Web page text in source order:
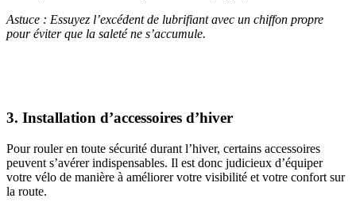
Astuce : Essuyez l’excédent de lubrifiant avec un chiffon propre
pour éviter que la saleté ne s’accumule.
3. Installation d’accessoires d’hiver
Pour rouler en toute sécurité durant l’hiver, certains accessoires
peuvent s’avérer indispensables. Il est donc judicieux d’équiper
votre vélo de manière à améliorer votre visibilité et votre confort sur
la route.